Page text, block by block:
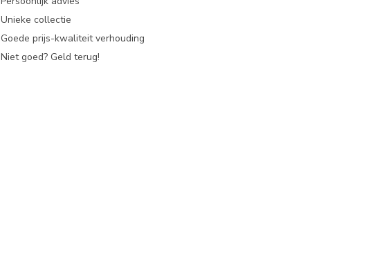
Unieke collectie
Goede prijs-kwaliteit verhouding
Niet goed? Geld terug!